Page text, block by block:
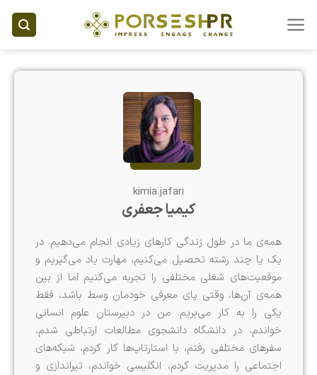
content
kimia.jafari
کیمیا جعفری
همه‌ی ما در طول زندگی کارهای زیادی انجام می‌دهیم. در
یک یا چند رشته تحصیل می‌کنیم، مهارت یاد می‌گیریم و
موقعیت‌های شغلی مختلفی را تجربه می‌کنیم اما از بین
همه‌ی آن‌ها، وقتی پای معرفی خودمان وسط باشد، فقط
یکی را به کار می‌بریم. من در دبیرستان علوم انسانی
خواندم، در دانشگاه دانشجوی مطالعات ارتباطی شدم،
سفرهای مختلفی رفتم، با استارتاپ‌ها کار کردم، شبکه‌های
اجتماعی را مدیریت کردم، انگلیسی خواندم، تیراندازی و